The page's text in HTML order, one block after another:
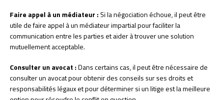
Faire appel à un médiateur : Si la négociation échoue, il peut être
utile de faire appel à un médiateur impartial pour faciliter la
communication entre les parties et aider à trouver une solution
mutuellement acceptable.
Consulter un avocat :Dans certains cas, il peut être nécessaire de
consulter un avocat pour obtenir des conseils sur ses droits et
responsabilités légaux et pour déterminer si un litige est la meilleure